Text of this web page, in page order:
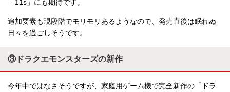
「11s」にも期待です。
追加要素も現段階でモリモリあるようなので、発売直後は眠れぬ
日々を過ごしそうです。
③ドラクエモンスターズの新作
今年中ではなさそうですが、家庭用ゲーム機で完全新作の「ドラ